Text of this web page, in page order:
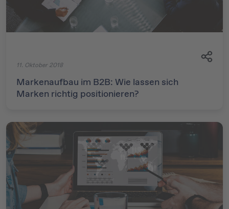
11. Oktober 2018
Markenaufbau im B2B: Wie lassen sich
Marken richtig positionieren?